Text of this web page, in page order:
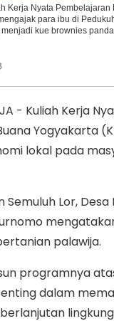
Kerja Nyata
para ibu di
kue brownies
- Kuliah Kerja
Yogyakarta
lokal pada
Semuluh Lor,
palawija.
programnya
dalam